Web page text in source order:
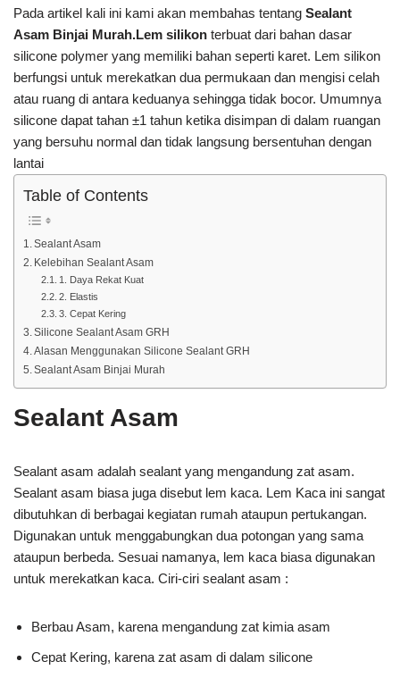
Pada artikel kali ini kami akan membahas tentang Sealant
Asam Binjai Murah.Lem silikon terbuat dari bahan dasar
silicone polymer yang memiliki bahan seperti karet. Lem silikon
berfungsi untuk merekatkan dua permukaan dan mengisi celah
atau ruang di antara keduanya sehingga tidak bocor. Umumnya
silicone dapat tahan ±1 tahun ketika disimpan di dalam ruangan
yang bersuhu normal dan tidak langsung bersentuhan dengan
lantai
Table of Contents
Sealant Asam
Kelebihan Sealant Asam
1. Daya Rekat Kuat
2. Elastis
3. Cepat Kering
Silicone Sealant Asam GRH
Alasan Menggunakan Silicone Sealant GRH
Sealant Asam Binjai Murah
Sealant Asam
Sealant asam adalah sealant yang mengandung zat asam.
Sealant asam biasa juga disebut lem kaca. Lem Kaca ini sangat
dibutuhkan di berbagai kegiatan rumah ataupun pertukangan.
Digunakan untuk menggabungkan dua potongan yang sama
ataupun berbeda. Sesuai namanya, lem kaca biasa digunakan
untuk merekatkan kaca. Ciri-ciri sealant asam :
Berbau Asam, karena mengandung zat kimia asam
Cepat Kering, karena zat asam di dalam silicone